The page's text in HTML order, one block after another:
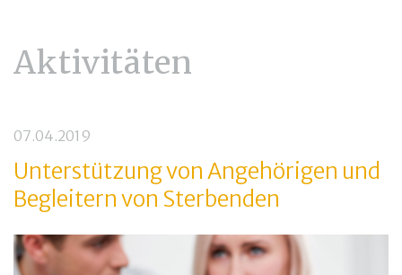
Aktivitäten
07.04.2019
Unterstützung von Angehörigen und
Begleitern von Sterbenden